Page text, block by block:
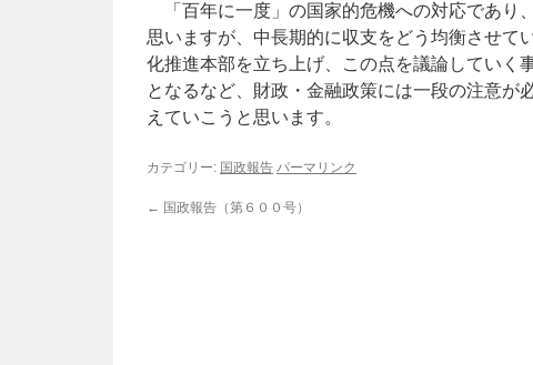
「百年に一度」の国家的危機への対応であり
思いますが、中長期的に収支をどう均衡させて
化推進本部を立ち上げ、この点を議論していく
となるなど、財政・金融政策には一段の注意が
えていこうと思います。
カテゴリー: 国政報告 パーマリンク
← 国政報告（第６００号）